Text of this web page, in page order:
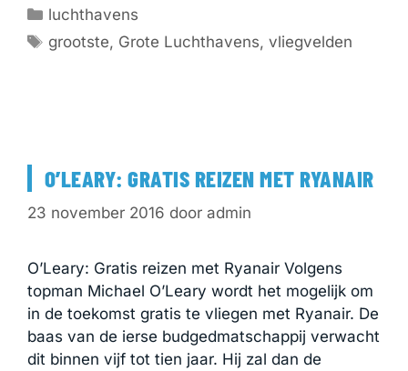
Categorieën
luchthavens
Tags
grootste, Grote Luchthavens,vliegvelden
O’LEARY: GRATIS REIZEN MET RYANAIR
23 november 2016 door admin
O’Leary: Gratis reizen met Ryanair Volgens
topman Michael O’Leary wordt het mogelijk om
in de toekomst gratis te vliegen met Ryanair. De
baas van de ierse budgedmatschappij verwacht
dit binnen vijf tot tien jaar. Hij zal dan de